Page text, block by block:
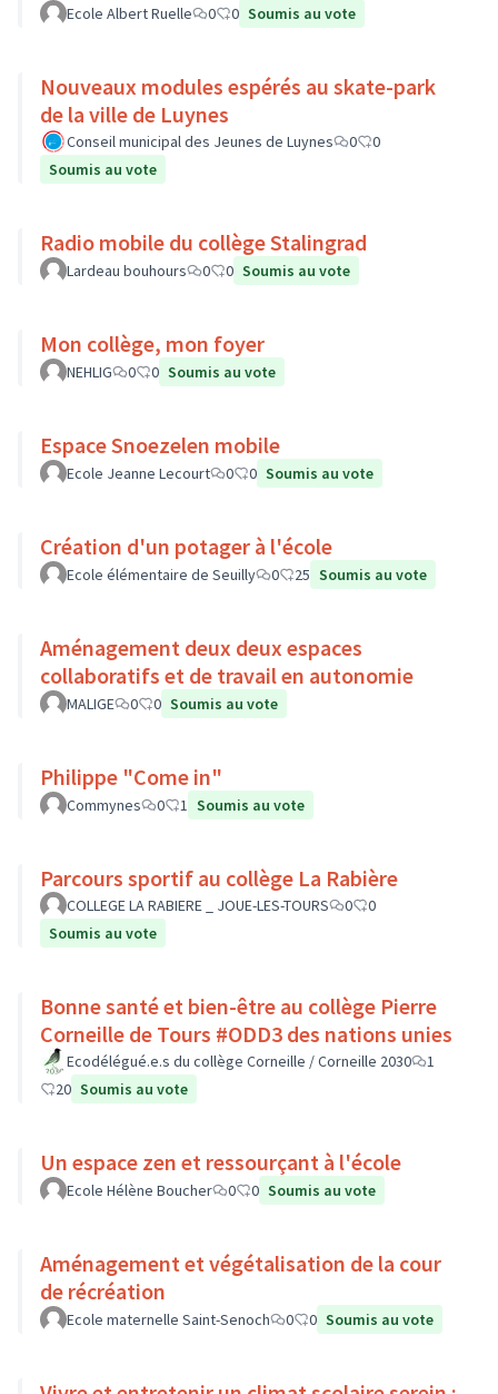
Ecole Albert Ruelle 0 0 Soumis au vote
Nouveaux modules espérés au skate-park
de la ville de Luynes
Conseil municipal des Jeunes de Luynes 0
0
Soumis au vote
Radio mobile du collège Stalingrad
Lardeau bouhours 0 0 Soumis au vote
Mon collège, mon foyer
NEHLIG 0 0 Soumis au vote
Espace Snoezelen mobile
Ecole Jeanne Lecourt 0 0 Soumis au vote
Création d'un potager à l'école
Ecole élémentaire de Seuilly 0 25 Soumis au vote
Aménagement deux deux espaces
collaboratifs et de travail en autonomie
MALIGE 0 0 Soumis au vote
Philippe "Come in"
Commynes 0 1 Soumis au vote
Parcours sportif au collège La Rabière
COLLEGE LA RABIERE _ JOUE-LES-TOURS 0
0
Soumis au vote
Bonne santé et bien-être au collège Pierre
Corneille de Tours #ODD3 des nations unies
Ecodélégué.e.s du collège Corneille / Corneille 2030
1
20 Soumis au vote
Un espace zen et ressourçant à l'école
Ecole Hélène Boucher 0 0 Soumis au vote
Aménagement et végétalisation de la cour
de récréation
Ecole maternelle Saint-Senoch 0 0 Soumis au vote